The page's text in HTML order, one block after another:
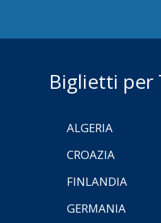
Biglietti per
ALGERIA
CROAZIA
FINLANDIA
GERMANIA